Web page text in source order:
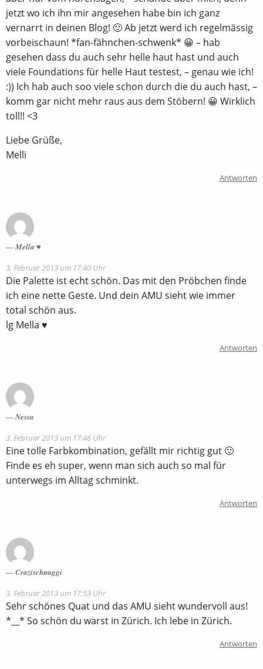
jetzt wo ich ihn mir angesehen habe bin ich ganz
vernarrt in deinen Blog! 🙂 Ab jetzt werd ich regelmässig
vorbeischaun! *fan-fähnchen-schwenk* 😀 – hab
gesehen dass du auch sehr helle haut hast und auch
viele Foundations für helle Haut testest, – genau wie ich!
:)) Ich hab auch soo viele schon durch die du auch hast, –
komm gar nicht mehr raus aus dem Stöbern! 😀 Wirklich
toll!! <3
Liebe Grüße,
Melli
Antworten
Mella ♥
3. Februar 2013 um 17:40 Uhr
Die Palette ist echt schön. Das mit den Pröbchen finde
ich eine nette Geste. Und dein AMU sieht wie immer
total schön aus.
lg Mella ♥
Antworten
Nessa
3. Februar 2013 um 17:46 Uhr
Eine tolle Farbkombination, gefällt mir richtig gut 🙂
Finde es eh super, wenn man sich auch so mal für
unterwegs im Alltag schminkt.
Antworten
Crazischnuggi
3. Februar 2013 um 17:53 Uhr
Sehr schönes Quat und das AMU sieht wundervoll aus!
*__* So schön du warst in Zürich. Ich lebe in Zürich.
Antworten